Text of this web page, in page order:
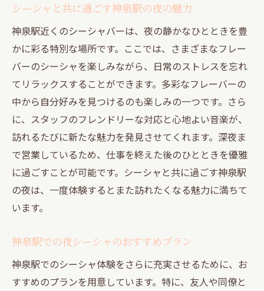
シーシャと共に過ごす神泉駅の夜の魅力
神泉駅近くのシーシャバーは、夜の静かなひとときを豊
かに彩る特別な場所です。ここでは、さまざまなフレー
バーのシーシャを楽しみながら、日常のストレスを忘れ
てリラックスすることができます。多彩なフレーバーの
中から自分好みを見つけるのも楽しみの一つです。さら
に、スタッフのフレンドリーな対応と心地よい音楽が、
訪れるたびに新たな魅力を発見させてくれます。深夜ま
で営業しているため、仕事を終えた後のひとときを優雅
に過ごすことが可能です。シーシャと共に過ごす神泉駅
の夜は、一度体験するとまた訪れたくなる魅力に満ちて
います。
神泉駅での夜シーシャのおすすめプラン
神泉駅でのシーシャ体験をさらに充実させるために、お
すすめのプランを用意しています。特に、友人や同僚と